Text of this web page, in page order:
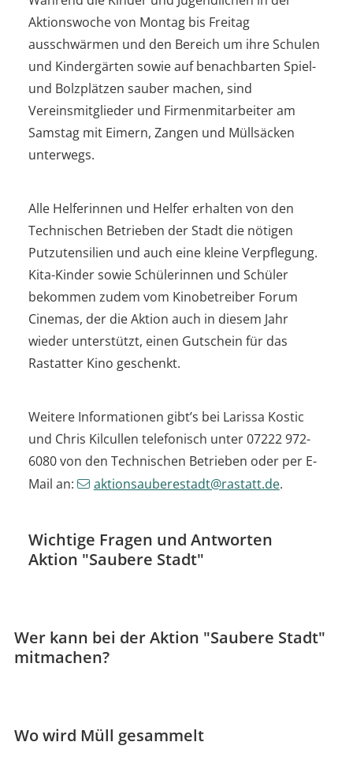
Aktionswoche von Montag bis Freitag
ausschwärmen und den Bereich um ihre Schulen
und Kindergärten sowie auf benachbarten Spiel-
und Bolzplätzen sauber machen, sind
Vereinsmitglieder und Firmenmitarbeiter am
Samstag mit Eimern, Zangen und Müllsäcken
unterwegs.
Alle Helferinnen und Helfer erhalten von den
Technischen Betrieben der Stadt die nötigen
Putzutensilien und auch eine kleine Verpflegung.
Kita-Kinder sowie Schülerinnen und Schüler
bekommen zudem vom Kinobetreiber Forum
Cinemas, der die Aktion auch in diesem Jahr
wieder unterstützt, einen Gutschein für das
Rastatter Kino geschenkt.
Weitere Informationen gibt’s bei Larissa Kostic
und Chris Kilcullen telefonisch unter 07222 972-
6080 von den Technischen Betrieben oder per E-
Mail an:
aktionsauberestadt@rastatt.de.
Wichtige Fragen und Antworten
Aktion "Saubere Stadt"
Wer kann bei der Aktion "Saubere Stadt"
mitmachen?
Wo wird Müll gesammelt